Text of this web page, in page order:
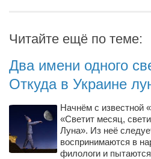
Читайте ещё по теме:
Два имени одного
Откуда в Украине
Начнём с известной
«Светит месяц,
Луна». Из неё
воспринимаются в
филологи и